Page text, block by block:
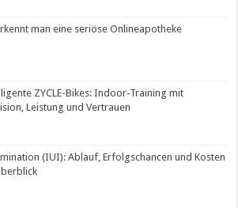
man eine seriöse Onlineapotheke
ZYCLE-Bikes: Indoor-Training mit
Leistung und Vertrauen
(IUI): Ablauf, Erfolgschancen und Kosten